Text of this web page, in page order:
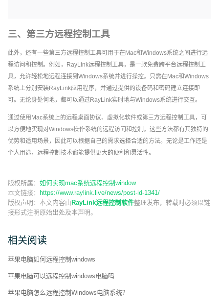
三、第三方远程控制工具
此外，还有一些第三方远程控制工具可用于在Mac和Windows系统之间进行远
程访问和控制。例如，RayLink远程控制工具，是一款免费跨平台远程控制工
具，允许轻松地远程连接到Windows系统并进行操控。只需在Mac和Windows
系统上分别安装RayLink应用程序，并通过提供的设备码和密码建立连接即
可。无论身处何地，都可以通过RayLink实时地与Windows系统进行交互。
通过使用Mac系统上的远程桌面协议、虚拟化软件或第三方远程控制工具，可
以方便地实现对Windows操作系统的远程访问和控制。这些方法都有其独特的
优势和适用场景，因此可以根据自己的需求选择合适的方法。无论是工作还是
个人用途，远程控制技术都能提供更大的便利和灵活性。
版权所属： 如何实现mac系统远程控制window
本文链接：
https://www.raylink.live/news/post-id-1341/
版权声明： 本文内容由 RayLink远程控制软件整理发布，转载时必须以链
接形式注明原始出处及本声明。
相关阅读
苹果电脑如何远程控制windows
苹果电脑可以远程控制windows电脑吗
苹果电脑怎么远程控制Windows电脑系统？